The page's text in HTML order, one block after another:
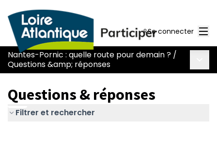
Se connecter
Nantes-Pornic : quelle route pour demain ? /
Questions &amp; réponses
Questions & réponses
Filtrer et rechercher